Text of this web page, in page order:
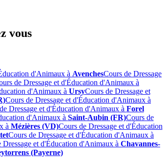
vous
d'Animaux à AvenchesCours de Dressage
de Dressage et d'Éducation d'Animaux à
d'Animaux à UrsyCours de Dressage et
Cours de Dressage et d'Éducation d'Animaux à
Dressage et d'Éducation d'Animaux à Forel
d'Animaux à Saint-Aubin (FR)Cours de
à Mézières (VD)Cours de Dressage et d'Éducation
Cours de Dressage et d'Éducation d'Animaux à
Dressage et d'Éducation d'Animaux à Chavannes-
(Payerne)